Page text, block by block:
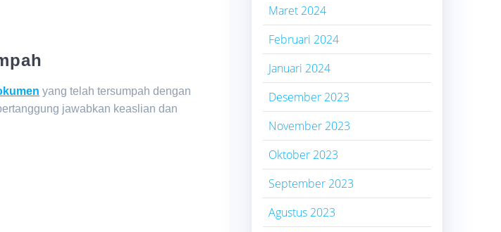
yang telah tersumpah dengan
jawabkan keaslian dan
Maret 2024
Februari 2024
Januari 2024
Desember 2023
November 2023
Oktober 2023
September 2023
Agustus 2023